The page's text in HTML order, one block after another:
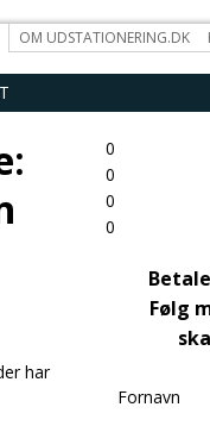
OM UDSTATIONERING.DK
har
0
0
0
0
Følg
Fornavn